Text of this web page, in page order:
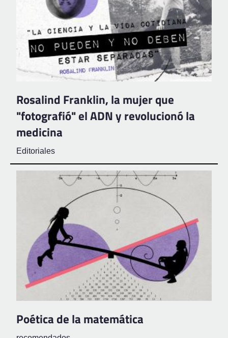
Rosalind Franklin, la mujer que
"fotografió" el ADN y revolucionó la
medicina
Editoriales
Poética de la matemática